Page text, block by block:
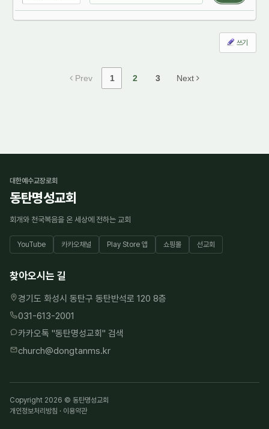
쓰기
Prev 1 2 3 Next
대한예수교장로회
동탄명성교회
회개와 천국복음을 온 세상에 전하는 교회
YouTube 카카오채널 Play Store 앱 쇼핑몰 선교회
찾아오시는 길
경기도 화성시 동탄구 동탄반석로 120 8층
031-613-2001
카카오톡 "동탄명성교회" 검색
church@dongtanms.kr
Copyright 2026 © 동탄명성교회
개인정보처리방침 · 이용약관